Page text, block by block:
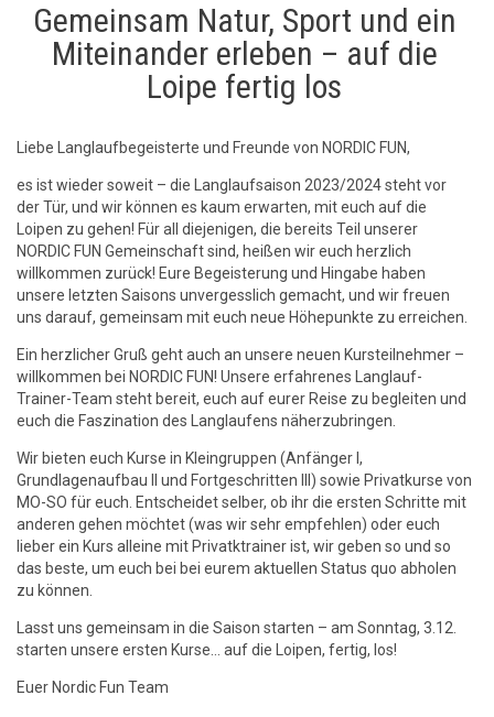
Gemeinsam Natur, Sport und ein
Miteinander erleben – auf die
Loipe fertig los
Liebe Langlaufbegeisterte und Freunde von NORDIC FUN,
es ist wieder soweit – die Langlaufsaison 2023/2024 steht vor
der Tür, und wir können es kaum erwarten, mit euch auf die
Loipen zu gehen! Für all diejenigen, die bereits Teil unserer
NORDIC FUN Gemeinschaft sind, heißen wir euch herzlich
willkommen zurück! Eure Begeisterung und Hingabe haben
unsere letzten Saisons unvergesslich gemacht, und wir freuen
uns darauf, gemeinsam mit euch neue Höhepunkte zu erreichen.
Ein herzlicher Gruß geht auch an unsere neuen Kursteilnehmer –
willkommen bei NORDIC FUN! Unsere erfahrenes Langlauf-
Trainer-Team steht bereit, euch auf eurer Reise zu begleiten und
euch die Faszination des Langlaufens näherzubringen.
Wir bieten euch Kurse in Kleingruppen (Anfänger I,
Grundlagenaufbau II und Fortgeschritten III) sowie Privatkurse von
MO-SO für euch. Entscheidet selber, ob ihr die ersten Schritte mit
anderen gehen möchtet (was wir sehr empfehlen) oder euch
lieber ein Kurs alleine mit Privatktrainer ist, wir geben so und so
das beste, um euch bei bei eurem aktuellen Status quo abholen
zu können.
Lasst uns gemeinsam in die Saison starten – am Sonntag, 3.12.
starten unsere ersten Kurse… auf die Loipen, fertig, los!
Euer Nordic Fun Team